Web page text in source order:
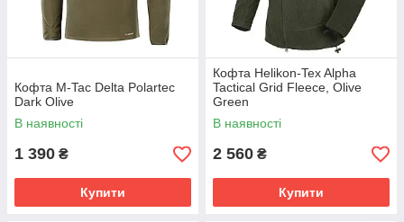
Кофта M-Tac Delta Polartec
Dark Olive
В наявності
1 390 ₴
Купити
Кофта Helikon-Tex Alpha
Tactical Grid Fleece, Olive
Green
В наявності
2 560 ₴
Купити